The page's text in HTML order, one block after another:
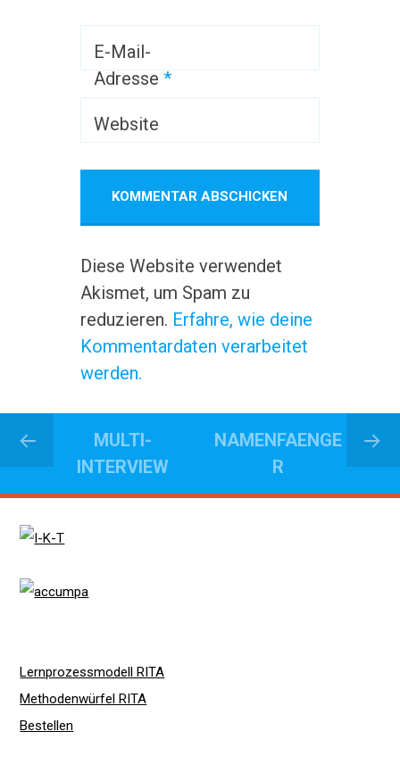
E-Mail-
Adresse *
Website
Diese Website verwendet
Akismet, um Spam zu
reduzieren. Erfahre, wie deine
Kommentardaten verarbeitet
werden.
MULTI-
INTERVIEW
NAMENFAENGE
R
Lernprozessmodell RITA
Methodenwürfel RITA
Bestellen